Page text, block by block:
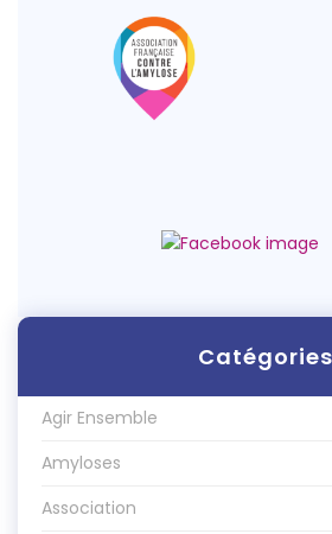
Catégories
Agir Ensemble
Amyloses
Association